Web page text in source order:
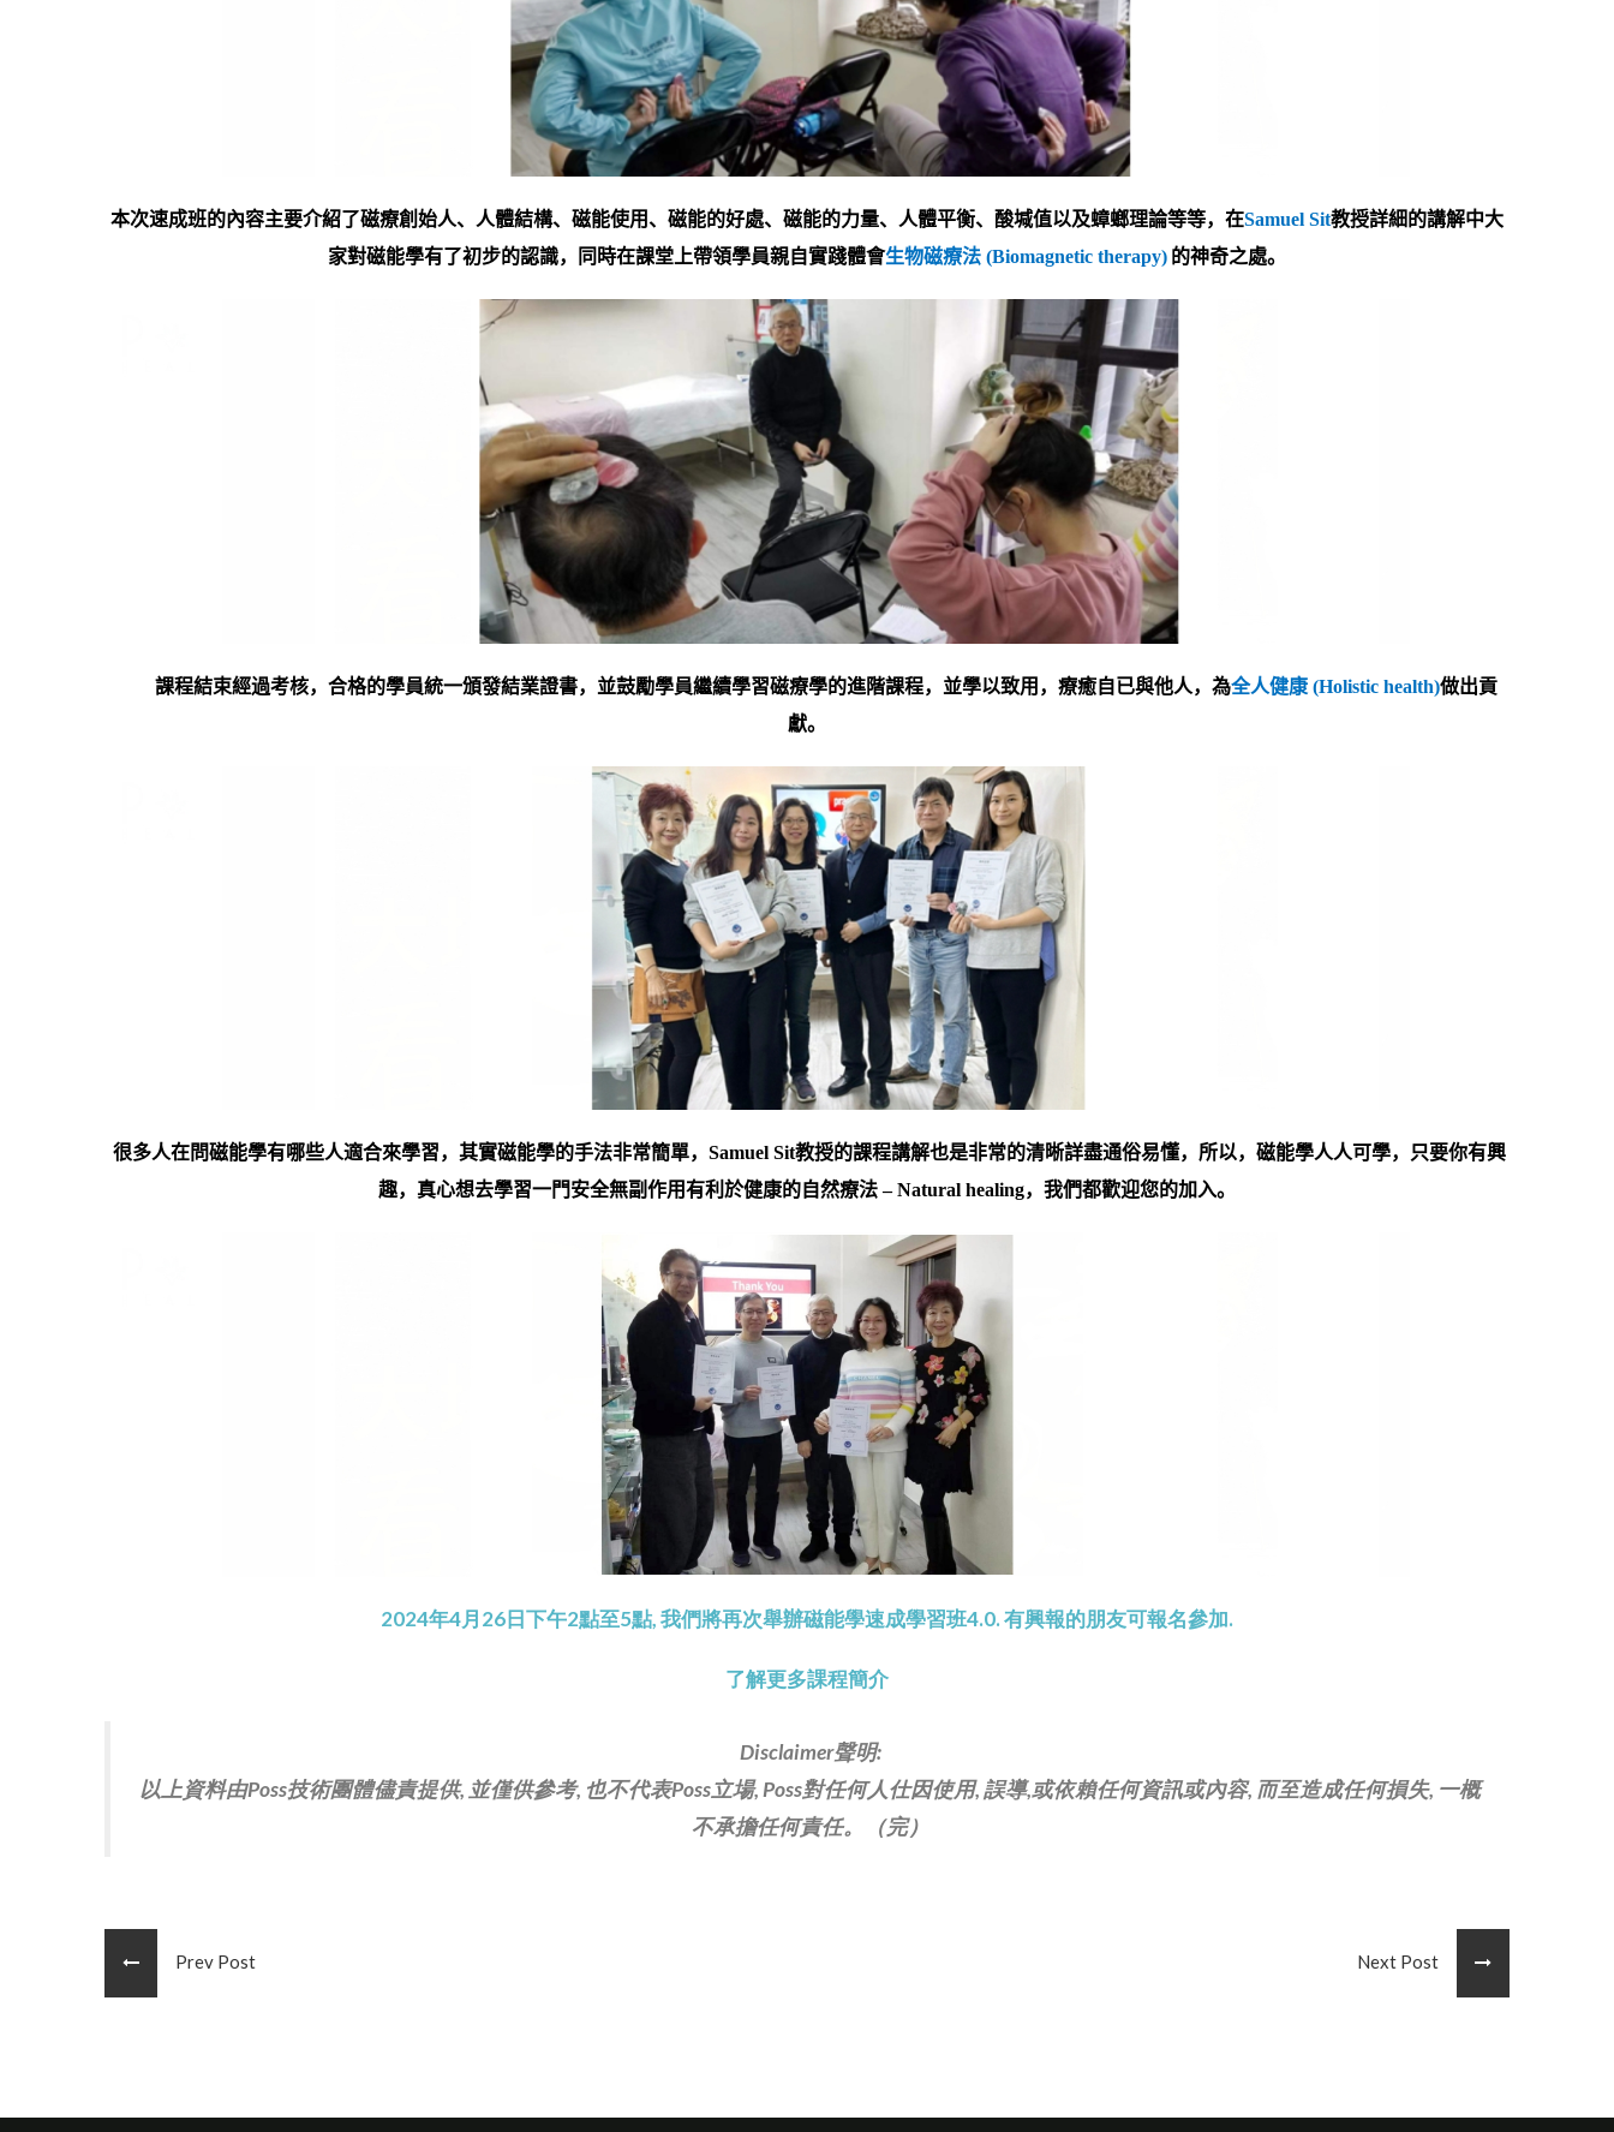
本次速成班的內容主要介紹了磁療創始人、人體結構、磁能使用、磁能的好處、磁能的力量、人體平衡、酸堿值以及蟑螂理論等等，在Samuel Sit教授詳細的講解中大
家對磁能學有了初步的認識，同時在課堂上帶領學員親自實踐體會生物磁療法 (Biomagnetic therapy) 的神奇之處。
課程結束經過考核，合格的學員統一頒發結業證書，並鼓勵學員繼續學習磁療學的進階課程，並學以致用，療癒自已與他人，為全人健康 (Holistic health)做出貢
獻。
很多人在問磁能學有哪些人適合來學習，其實磁能學的手法非常簡單， Samuel Sit教授的課程講解也是非常的清晰詳盡通俗易懂，所以，磁能學人人可學，只要你有興
趣，真心想去學習一門安全無副作用有利於健康的自然療法– Natural healing，我們都歡迎您的加入。
2024年4月26日下午2點至5點, 我們將再次舉辦磁能學速成學習班4.0. 有興報的朋友可報名參加.
了解更多課程簡介
Disclaimer聲明:
以上資料由Poss技術團體儘責提供, 並僅供參考, 也不代表Poss立場, Poss對任何人仕因使用, 誤導,或依賴任何資訊或內容, 而至造成任何損失, 一概
不承擔任何責任。（完）
Prev Post Next Post